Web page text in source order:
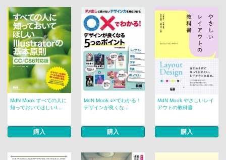
MdN Mook すべての人に
知っておいてほしいI...
購入
MdN Mook ○×でわかる！
デザインが良くな...
購入
MdN Mook やさしいレイ
アウトの教科書
購入